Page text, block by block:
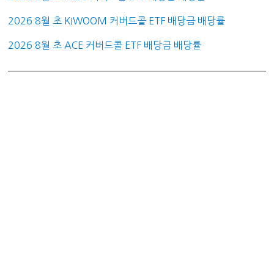
2026 8월 초 KIWOOM 커버드콜 ETF 배당금 배당률
2026 8월 초 ACE 커버드콜 ETF 배당금 배당률